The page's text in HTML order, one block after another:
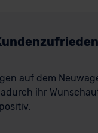
auf dem
ihr